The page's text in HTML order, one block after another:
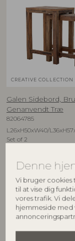
Denne
Vi bruger cookies
til at vise dig
vores trafik. Vi
hjemmeside med
CREATIVE COLLECTION
Galen Sidebord,
Genanvendt Træ
82064785
L26xH50xW40/
Set of 2
1.399,00 DKK